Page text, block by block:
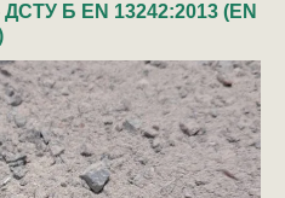
Б EN 13242:2013 (EN